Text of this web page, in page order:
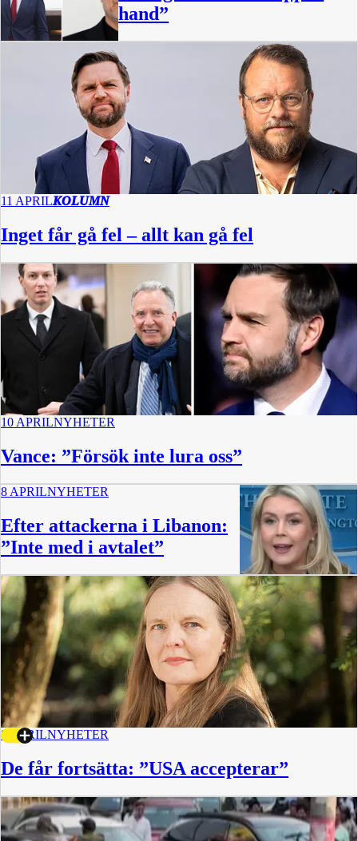
hand”
11 APRILKOLUMN
Inget får gå fel – allt kan gå fel
10 APRILNYHETER
Vance: ”Försök inte lura oss”
8 APRILNYHETER
Efter attackerna i Libanon:
”Inte med i avtalet”
1:05
8 APRILNYHETER
De får fortsätta: ”USA accepterar”